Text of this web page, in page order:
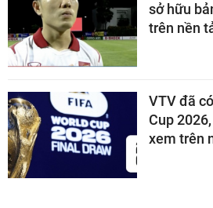
sở hữu
trên nền
VTV đã
Cup
xem trên